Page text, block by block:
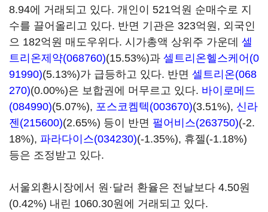
8.94에 거래되고 있다. 개인이 521억원 순매수로 지
수를 끌어올리고 있다. 반면 기관은 323억원, 외국인
으 182억원 매도우위다. 시가총액 상위주 가운데 셀
트리온제약(068760)(15.53%)과 셀트리온헬스케어(0
91990)(5.13%)가 급등하고 있다. 반면 셀트리온(068
270)(0.00%)은 보합권에 머무르고 있다. 바이로메드
(084990)(5.07%), 포스코켐텍(003670)(3.51%), 신라
젠(215600)(2.65%) 등이 반면 펄어비스(263750)(-2.
18%), 파라다이스(034230)(-1.35%), 휴젤(-1.18%)
등은 조정받고 있다.
서울외환시장에서 원·달러 환율은 전날보다 4.50원
(0.42%) 내린 1060.30원에 거래되고 있다.